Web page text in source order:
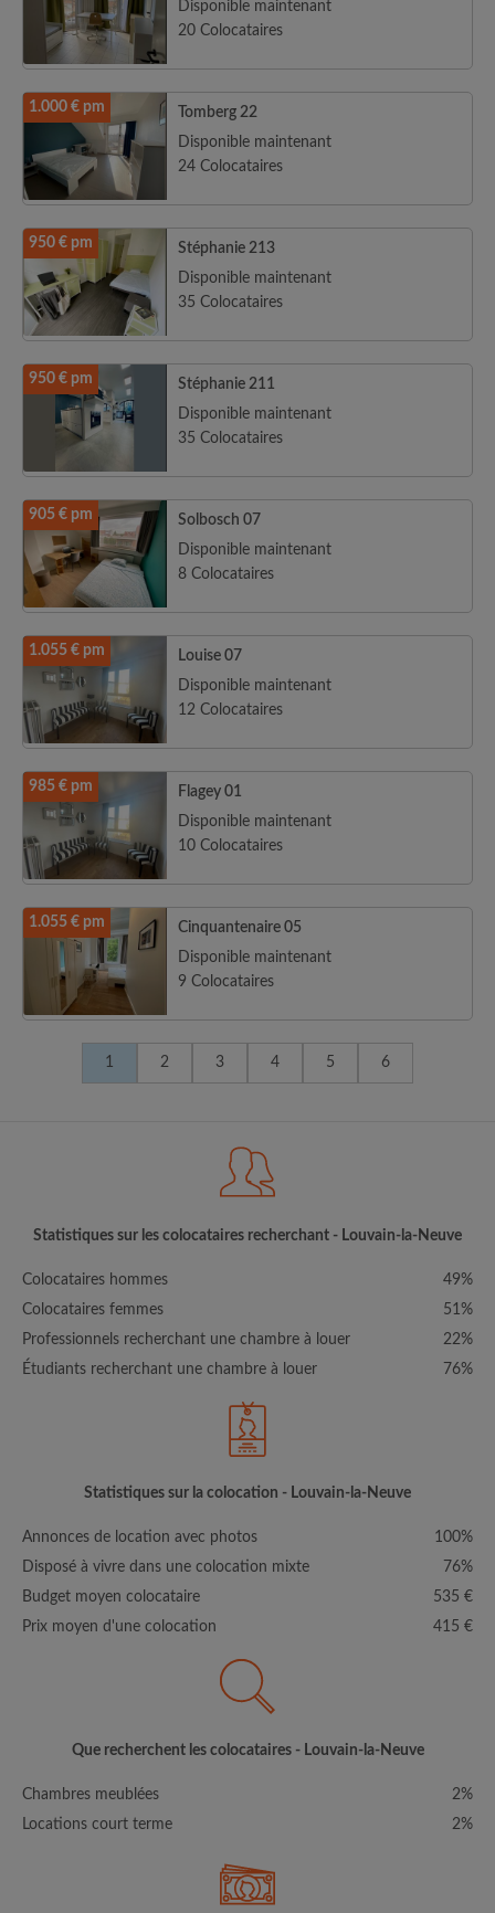
Disponible maintenant
20 Colocataires
1.000 € pm
Tomberg 22
Disponible maintenant
24 Colocataires
950 € pm
Stéphanie 213
Disponible maintenant
35 Colocataires
950 € pm
Stéphanie 211
Disponible maintenant
35 Colocataires
905 € pm
Solbosch 07
Disponible maintenant
8 Colocataires
1.055 € pm
Louise 07
Disponible maintenant
12 Colocataires
985 € pm
Flagey 01
Disponible maintenant
10 Colocataires
1.055 € pm
Cinquantenaire 05
Disponible maintenant
9 Colocataires
1 2 3 4 5 6
Statistiques sur les colocataires recherchant - Louvain-la-Neuve
Colocataires hommes
49%
Colocataires femmes
51%
Professionnels recherchant une chambre à louer
22%
Étudiants recherchant une chambre à louer
76%
Statistiques sur la colocation - Louvain-la-Neuve
Annonces de location avec photos
100%
Disposé à vivre dans une colocation mixte
76%
Budget moyen colocataire
535 €
Prix moyen d'une colocation
415 €
Que recherchent les colocataires - Louvain-la-Neuve
Chambres meublées
2%
Locations court terme
2%